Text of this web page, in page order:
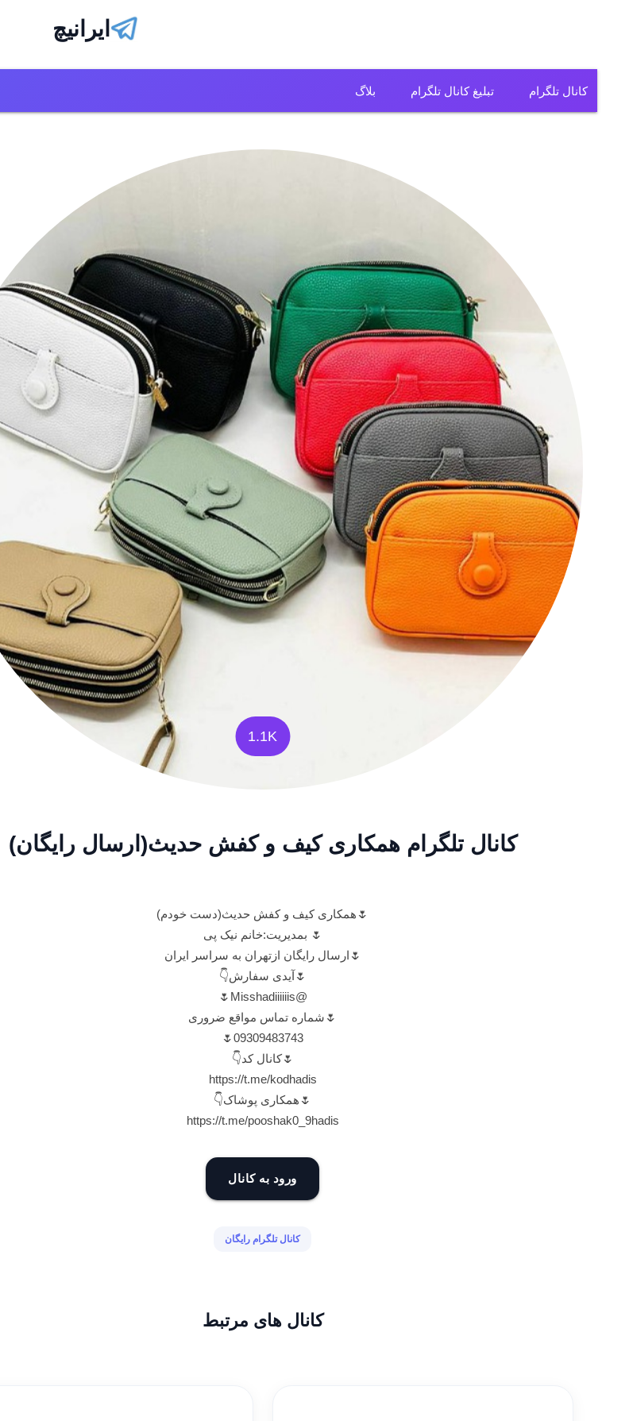
ایرانیچ
کانال تلگرام
کانال تلگرام ریمیکس
کانال تلگرام لباس
کانال تلگرام تولیدی
کانال تلگرام فروشگاه
کانال تلگرام عمده
تبلیغ کانال تلگرام بلاگ
1.1K
کانال تلگرام همکاری کیف و کفش حدیث(ارسال رایگان)
🌷همکاری کیف و کفش حدیث(دست خودم)
🌷 بمدیریت:خانم نیک پی
🌷ارسال رایگان ازتهران به سراسر ایران
🌷آیدی سفارش👇
@Misshadiiiiiis🌷
🌷شماره تماس مواقع ضروری
09309483743🌷
🌷کانال کد👇
https://t.me/kodhadis
🌷همکاری پوشاک👇
https://t.me/pooshak0_9hadis
ورود به کانال
کانال تلگرام رایگان
کانال های مرتبط